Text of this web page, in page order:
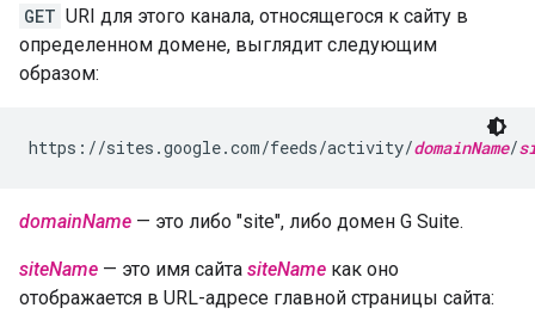
GET URI для этого канала, относящегося к сайту в
определенном домене, выглядит следующим
образом:
https://sites.google.com/feeds/activity/domainName/
domainName — это либо "site", либо домен G Suite.
siteName — это имя сайта siteName как оно
отображается в URL-адресе главной страницы сайта: